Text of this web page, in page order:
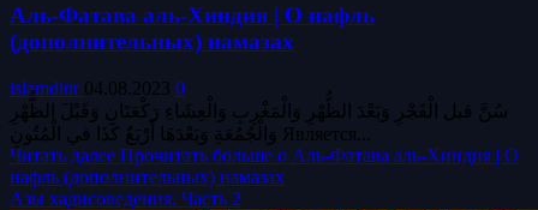
Аль-Фатава аль-Хиндия | О нафль
(дополнительных) намазах
islamdinr 04.08.2023 0
سُنَّ قبل الْفَجْرِ وَبَعْدَ الظُّهْرِ وَالْمَغْرِبِ وَالْعِشَاءِ رَكْعَتَانِ وَقَبْلَ الظُّهْرِ
وَالْجُمُعَةِ وَبَعْدَهَا أَرْبَعٌ كَذَا في الْمُتُونِ Является...
Читать далее Прочитать больше о Аль-Фатава аль-Хиндия | О
нафль (дополнительных) намазах
Азы хадисоведения. Часть 2